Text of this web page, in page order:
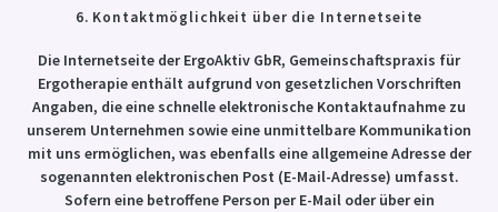
6. Kontaktmöglichkeit über die Internetseite
Die Internetseite der ErgoAktiv GbR, Gemeinschaftspraxis für
Ergotherapie enthält aufgrund von gesetzlichen Vorschriften
Angaben, die eine schnelle elektronische Kontaktaufnahme zu
unserem Unternehmen sowie eine unmittelbare Kommunikation
mit uns ermöglichen, was ebenfalls eine allgemeine Adresse der
sogenannten elektronischen Post (E-Mail-Adresse) umfasst.
Sofern eine betroffene Person per E-Mail oder über ein